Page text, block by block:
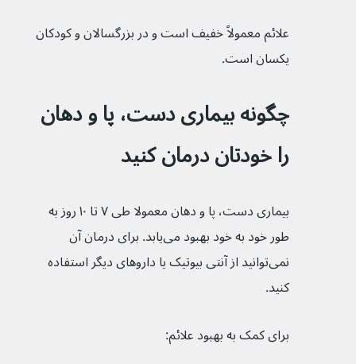
علائم معمولاً خفیف است و در بزرگسالان و کودکان
یکسان است.
چگونه بیماری دست، پا و دهان
را خودتان درمان کنید
بیماری دست، پا و دهان معمولا طی ۷ تا ۱۰ روز به
طور خود به خود بهبود می‌یابد. برای درمان آن
نمی‌توانید از آنتی بیوتیک یا داروهای دیگر استفاده
کنید.
برای کمک به بهبود علائم: